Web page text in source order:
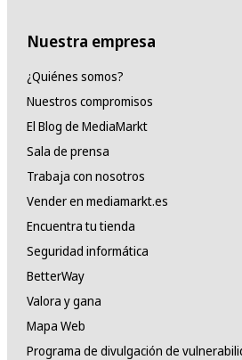
Nuestra empresa
¿Quiénes somos?
Nuestros compromisos
El Blog de MediaMarkt
Sala de prensa
Trabaja con nosotros
Vender en mediamarkt.es
Encuentra tu tienda
Seguridad informática
BetterWay
Valora y gana
Mapa Web
Programa de divulgación de